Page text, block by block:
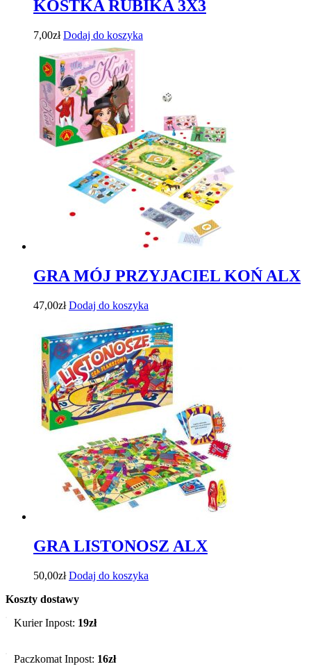
KOSTKA RUBIKA 3X3
7,00zł Dodaj do koszyka
GRA MÓJ PRZYJACIEL KOŃ ALX
47,00zł Dodaj do koszyka
GRA LISTONOSZ ALX
50,00zł Dodaj do koszyka
Koszty dostawy
Kurier Inpost: 19zł
Paczkomat Inpost: 16zł